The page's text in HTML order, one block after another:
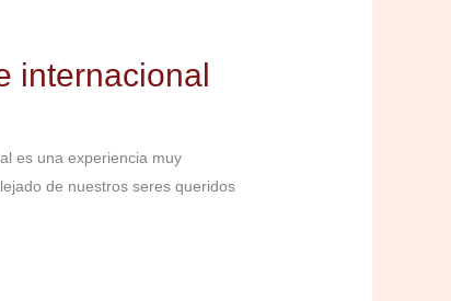
internacional
es una experiencia muy
de nuestros seres queridos